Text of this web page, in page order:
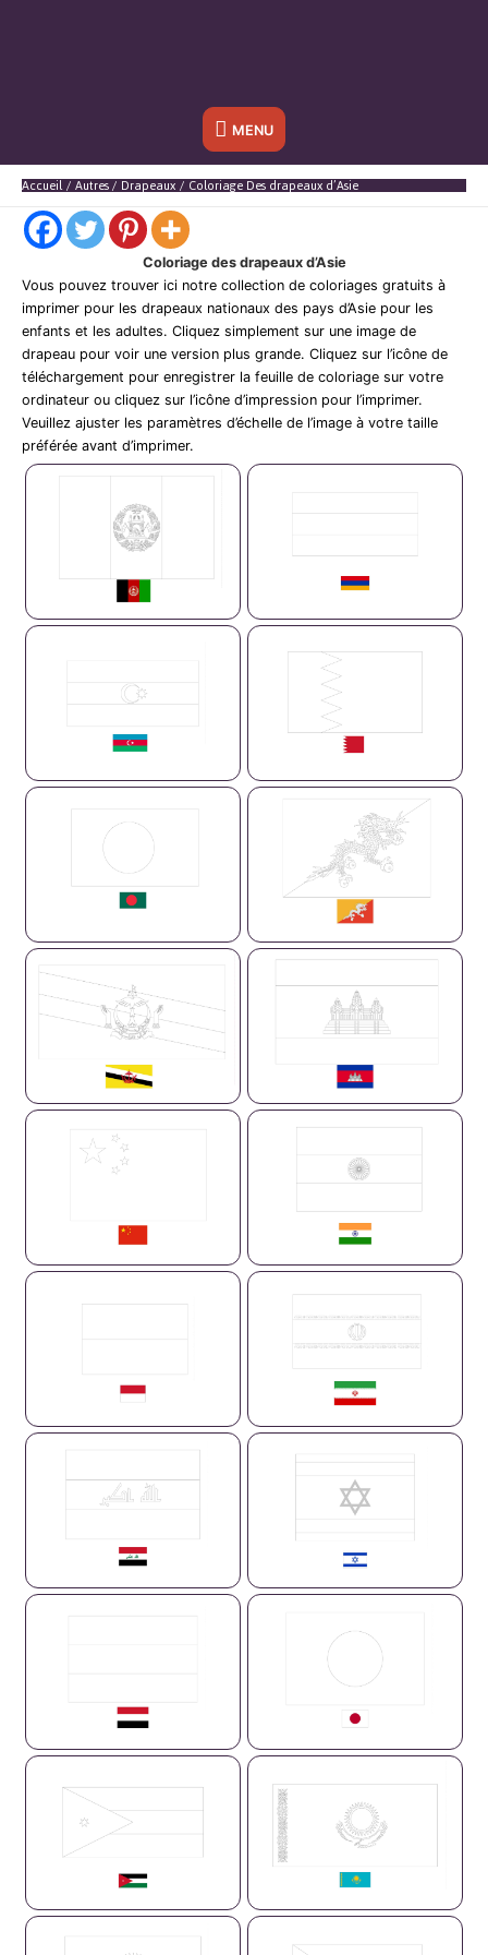
Sous
l'en-
MENU
Accueil Autres Drapeaux Coloriage Des drapeaux d’Asie
Coloriage des drapeaux d’Asie
Vous pouvez trouver ici notre collection de coloriages gratuits à
imprimer pour les drapeaux nationaux des pays d’Asie pour les
enfants et les adultes. Cliquez simplement sur une image de
drapeau pour voir une version plus grande. Cliquez sur l’icône de
téléchargement pour enregistrer la feuille de coloriage sur votre
ordinateur ou cliquez sur l’icône d’impression pour l’imprimer.
Veuillez ajuster les paramètres d’échelle de l’image à votre taille
préférée avant d’imprimer.